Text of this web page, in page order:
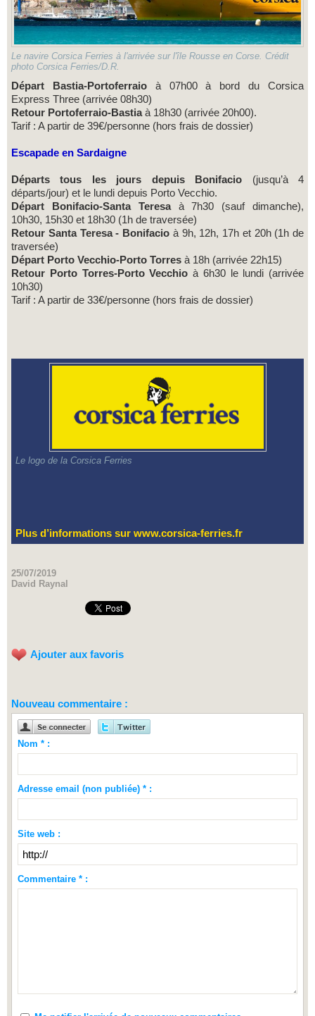
Le navire Corsica Ferries à l'arrivée sur l'île Rousse en Corse. Crédit
photo Corsica Ferries/D.R.
Départ Bastia-Portoferraioà 07h00 à bord du Corsica
Express Three (arrivée 08h30)
Retour Portoferraio-Bastiaà 18h30 (arrivée 20h00).
Tarif : A partir de 39€/personne (hors frais de dossier)
Escapade en Sardaigne
Départs tous les jours depuis Bonifacio (jusqu’à 4
départs/jour) et le lundi depuis Porto Vecchio.
Départ Bonifacio-Santa Teresa à 7h30 (sauf dimanche),
10h30, 15h30 et 18h30 (1h de traversée)
Retour Santa Teresa - Bonifacio à 9h, 12h, 17h et 20h (1h de
traversée)
Départ Porto Vecchio-Porto Torres à 18h (arrivée 22h15)
Retour Porto Torres-Porto Vecchio à 6h30 le lundi (arrivée
10h30)
Tarif : A partir de 33€/personne (hors frais de dossier)
Le logo de la Corsica Ferries
Plus d’informations sur www.corsica-ferries.fr
25/07/2019
David Raynal
Ajouter aux favoris
Nouveau commentaire :
Nom * :
Adresse email (non publiée) * :
Site web :
Commentaire * :